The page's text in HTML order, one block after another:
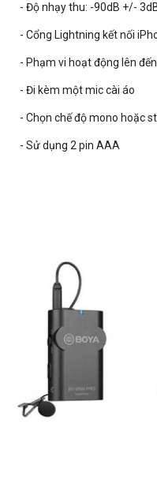
- Độ nhạy thu: -90dB +/-
- Cổng Lightning kết nối
- Phạm vi hoạt động lên
- Đi kèm một mic cài áo
- Chọn chế độ mono hoặc
- Sử dụng 2 pin AAA